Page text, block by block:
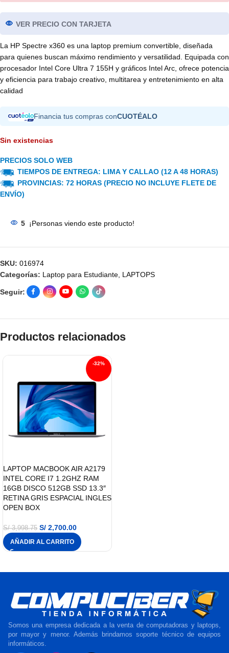
VER PRECIO CON TARJETA
La HP Spectre x360 es una laptop premium convertible, diseñada
para quienes buscan máximo rendimiento y versatilidad. Equipada con
procesador Intel Core Ultra 7 155H y gráficos Intel Arc, ofrece potencia
y eficiencia para trabajo creativo, multitarea y entretenimiento en alta
calidad
Financia tus compras conCUOTÉALO
Sin existencias
PRECIOS SOLO WEB
TIEMPOS DE ENTREGA: LIMA Y CALLAO (12 A 48 HORAS)
PROVINCIAS: 72 HORAS (PRECIO NO INCLUYE FLETE DE
ENVÍO)
5 ¡Personas viendo este producto!
SKU: 016974
Categorías: Laptop para Estudiante, LAPTOPS
Seguir:
Productos relacionados
-32%
LAPTOP MACBOOK AIR A2179
INTEL CORE I7 1.2GHZ RAM
16GB DISCO 512GB SSD 13.3″
RETINA GRIS ESPACIAL INGLES
OPEN BOX
S/3,998.75 S/ 2,700.00
AÑADIR AL CARRITO
Somos una empresa dedicada a la venta de computadoras y laptops,
por mayor y menor. Además brindamos soporte técnico de equipos
informáticos.